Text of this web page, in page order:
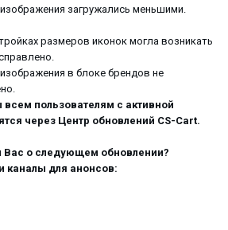
загружались меньшими.
размеров иконок могла возникать
в блоке брендов не
пользователям с активной
через Центр обновлений CS-Cart.
Вас о следующем обновлении?
каналы для анонсов: